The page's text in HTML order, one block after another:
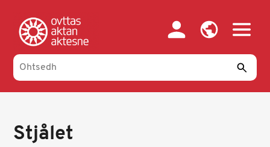
main
content
Stjålet